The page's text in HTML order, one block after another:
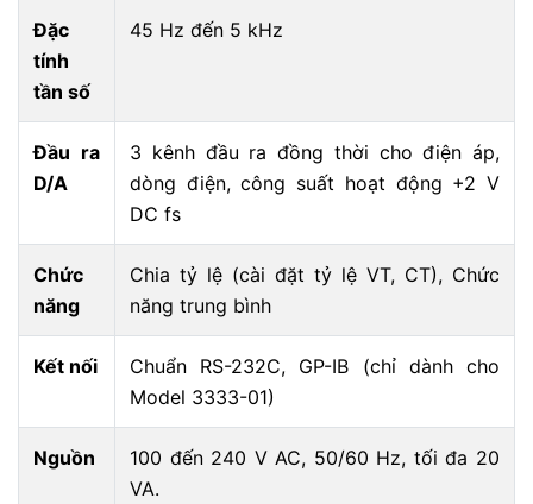
Đặc
tính
tần số
45 Hz đến 5 kHz
Đầu ra
D/A
3 kênh đầu ra đồng thời cho điện áp,
dòng điện, công suất hoạt động +2 V
DC fs
Chức
năng
Chia tỷ lệ (cài đặt tỷ lệ VT, CT), Chức
năng trung bình
Kết nối
Chuẩn RS-232C, GP-IB (chỉ dành cho
Model 3333-01)
Nguồn
100 đến 240 V AC, 50/60 Hz, tối đa 20
VA.